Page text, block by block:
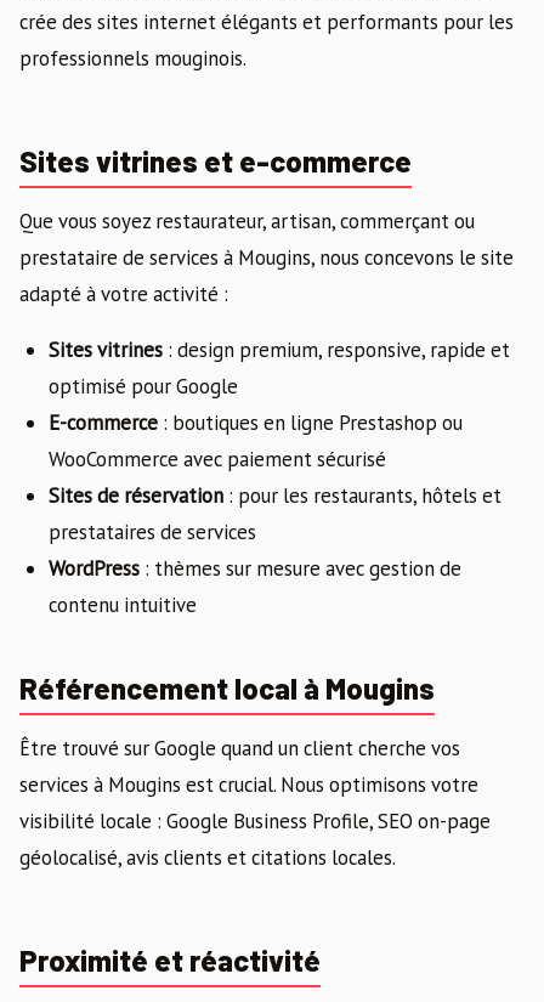
crée des sites internet élégants et performants pour les
professionnels mouginois.
Sites vitrines et e-commerce
Que vous soyez restaurateur, artisan, commerçant ou
prestataire de services à Mougins, nous concevons le site
adapté à votre activité :
Sites vitrines : design premium, responsive, rapide et
optimisé pour Google
E-commerce : boutiques en ligne Prestashop ou
WooCommerce avec paiement sécurisé
Sites de réservation : pour les restaurants, hôtels et
prestataires de services
WordPress : thèmes sur mesure avec gestion de
contenu intuitive
Référencement local à Mougins
Être trouvé sur Google quand un client cherche vos
services à Mougins est crucial. Nous optimisons votre
visibilité locale : Google Business Profile, SEO on-page
géolocalisé, avis clients et citations locales.
Proximité et réactivité